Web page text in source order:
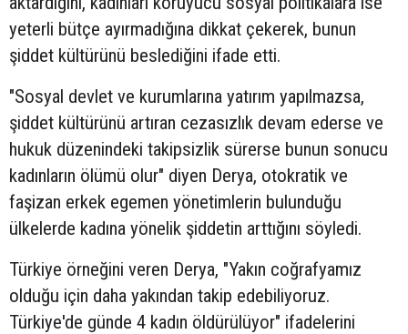
yeterli bütçe ayırmadığına dikkat çekerek, bunun
şiddet kültürünü beslediğini ifade etti.
"Sosyal devlet ve kurumlarına yatırım yapılmazsa,
şiddet kültürünü artıran cezasızlık devam ederse ve
hukuk düzenindeki takipsizlik sürerse bunun sonucu
kadınların ölümü olur" diyen Derya, otokratik ve
faşizan erkek egemen yönetimlerin bulunduğu
ülkelerde kadına yönelik şiddetin arttığını söyledi.
Türkiye örneğini veren Derya, "Yakın coğrafyamız
olduğu için daha yakından takip edebiliyoruz.
Türkiye'de günde 4 kadın öldürülüyor" ifadelerini